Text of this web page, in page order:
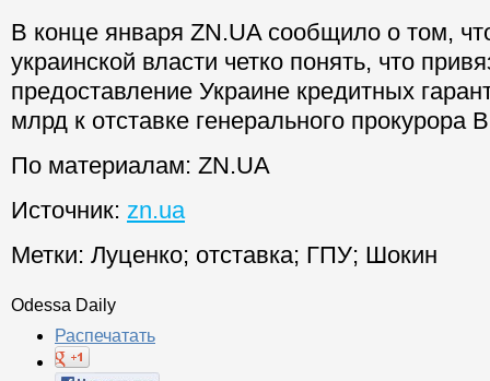
В конце января ZN.UA сообщило о том,
украинской власти четко понять, что
предоставление Украине кредитных
млрд к отставке генерального прокурора
По материалам: ZN.UA
Источник: zn.ua
Метки: Луценко; отставка; ГПУ; Шокин
Odessa Daily
Распечатать